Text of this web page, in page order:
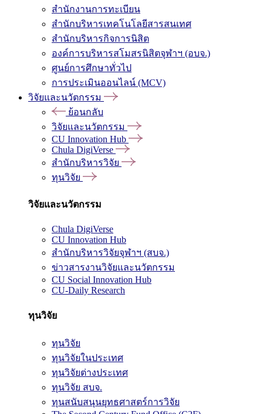
สำนักงานการทะเบียน
สำนักบริหารเทคโนโลยีสารสนเทศ
สำนักบริหารกิจการนิสิต
องค์การบริหารสโมสรนิสิตจุฬาฯ (อบจ.)
ศูนย์การศึกษาทั่วไป
การประเมินออนไลน์ (MCV)
วิจัยและนวัตกรรม
ย้อนกลับ
วิจัยและนวัตกรรม
CU Innovation Hub
Chula DigiVerse
สำนักบริหารวิจัย
ทุนวิจัย
วิจัยและนวัตกรรม
Chula DigiVerse
CU Innovation Hub
สำนักบริหารวิจัยจุฬาฯ (สบจ.)
ข่าวสารงานวิจัยและนวัตกรรม
CU Social Innovation Hub
CU-Daily Research
ทุนวิจัย
ทุนวิจัย
ทุนวิจัยในประเทศ
ทุนวิจัยต่างประเทศ
ทุนวิจัย สบจ.
ทุนสนับสนุนยุทธศาสตร์การวิจัย